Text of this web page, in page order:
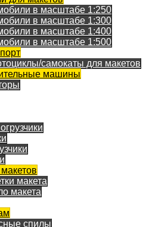
в масштабе 1:250
в масштабе 1:300
в масштабе 1:400
в масштабе 1:500
самокаты для макетов
машины
макета
макета
спилы